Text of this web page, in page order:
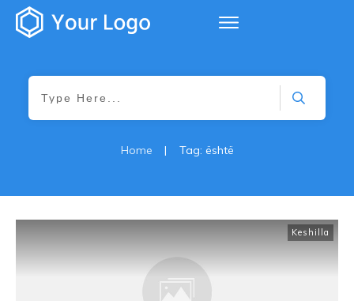
Home | Tag: është
Keshilla